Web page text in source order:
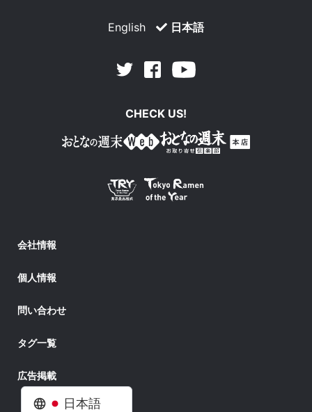
日本語
English 日本語
Twitter Facebook
CHECK US!
会社情報
個人情報
問い合わせ
タグ一覧
広告掲載